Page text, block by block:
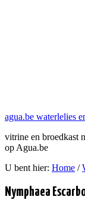
agua.be waterlelies
vitrine en broedkast
op Agua.be
U bent hier: Home /
Nymphaea